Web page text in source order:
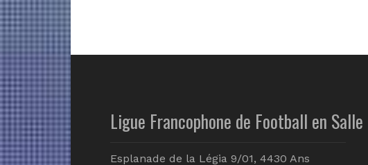
Ligue Francophone de Football en Salle
Esplanade de la Légia 9/01, 4430 Ans